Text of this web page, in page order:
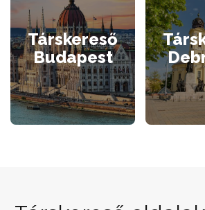
Társkereső
Budapest